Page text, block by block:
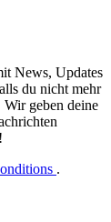
News, Updates
du nicht mehr
Wir geben deine
.